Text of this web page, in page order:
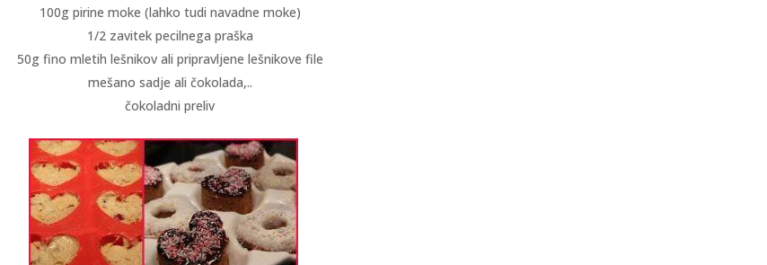
100g pirine moke (lahko tudi navadne moke)
1/2 zavitek pecilnega praška
50g fino mletih lešnikov ali pripravljene lešnikove file
mešano sadje ali čokolada,..
čokoladni preliv